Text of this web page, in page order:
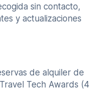
sin contacto,
y actualizaciones
de alquiler de
Tech Awards (4